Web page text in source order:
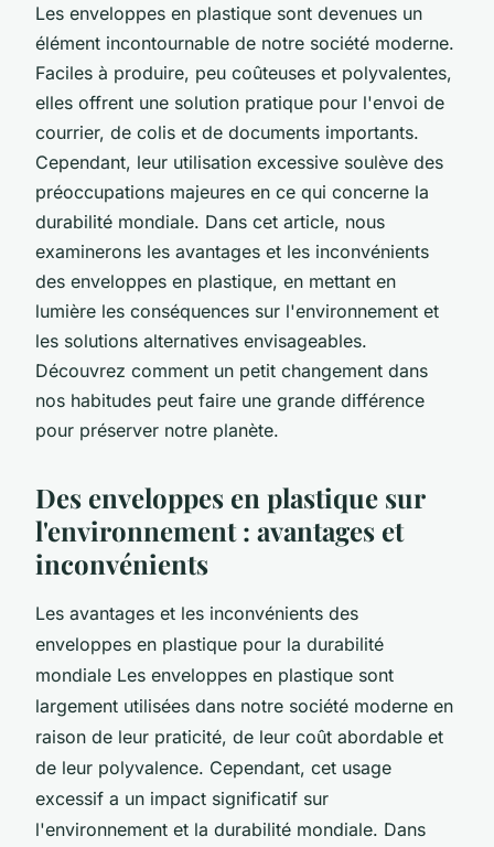
Les enveloppes en plastique sont devenues un
élément incontournable de notre société moderne.
Faciles à produire, peu coûteuses et polyvalentes,
elles offrent une solution pratique pour l'envoi de
courrier, de colis et de documents importants.
Cependant, leur utilisation excessive soulève des
préoccupations majeures en ce qui concerne la
durabilité mondiale. Dans cet article, nous
examinerons les avantages et les inconvénients
des enveloppes en plastique, en mettant en
lumière les conséquences sur l'environnement et
les solutions alternatives envisageables.
Découvrez comment un petit changement dans
nos habitudes peut faire une grande différence
pour préserver notre planète.
Des enveloppes en plastique sur
l'environnement : avantages et
inconvénients
Les avantages et les inconvénients des
enveloppes en plastique pour la durabilité
mondiale Les enveloppes en plastique sont
largement utilisées dans notre société moderne en
raison de leur praticité, de leur coût abordable et
de leur polyvalence. Cependant, cet usage
excessif a un impact significatif sur
l'environnement et la durabilité mondiale. Dans